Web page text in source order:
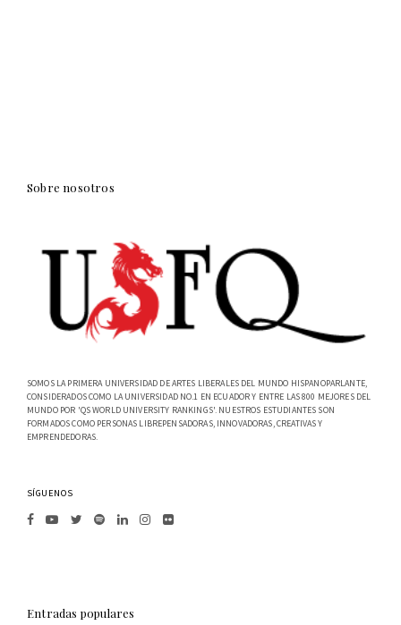
Sobre nosotros
SOMOS LA PRIMERA UNIVERSIDAD DE ARTES LIBERALES DEL MUNDO HISPANOPARLANTE,
CONSIDERADOS COMO LA UNIVERSIDAD NO.1 EN ECUADOR Y ENTRE LAS 800 MEJORES DEL
MUNDO POR 'QS WORLD UNIVERSITY RANKINGS'. NUESTROS ESTUDIANTES SON
FORMADOS COMO PERSONAS LIBREPENSADORAS, INNOVADORAS, CREATIVAS Y
EMPRENDEDORAS.
SÍGUENOS
Entradas populares